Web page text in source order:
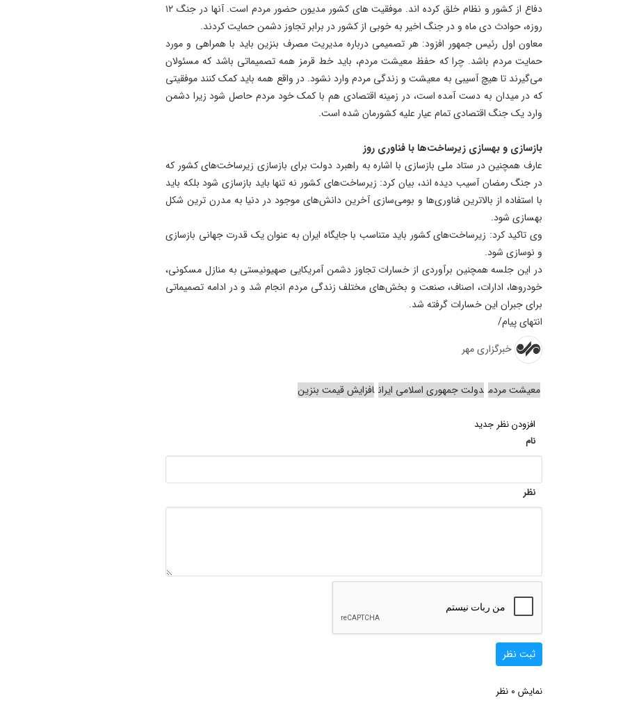
دفاع از کشور و نظام خلق کرده اند. موفقیت های کشور مدیون حضور مردم است. آنها در جنگ ۱۲
روزه، حوادث دی ماه و در جنگ اخیر به خوبی از کشور در برابر تجاوز دشمن حمایت کردند.
معاون اول رئیس جمهور افزود: هر تصمیمی درباره مدیریت مصرف بنزین باید با همراهی و مورد
حمایت مردم باشد. چرا که حفظ معیشت مردم، باید خط قرمز همه تصمیماتی باشد که مسئولان
می‌گیرند تا هیچ آسیبی به معیشت و زندگی مردم وارد نشود. در واقع همه باید کمک کنند موفقیتی
که در میدان به دست آمده است، در زمینه اقتصادی هم با کمک خود مردم حاصل شود زیرا دشمن
وارد یک جنگ اقتصادی تمام عیار علیه کشورمان شده است.
بازسازی و بهسازی زیرساخت‌ها با فناوری روز
عارف همچنین در ستاد ملی بازسازی با اشاره به راهبرد دولت برای بازسازی زیرساخت‌های کشور که
در جنگ رمضان آسیب دیده اند، بیان کرد: زیرساخت‌های کشور نه تنها باید بازسازی شود بلکه باید
با استفاده از بالاترین فناوری‌ها و بومی‌سازی آخرین دانش‌های موجود در دنیا به مدرن ترین شکل
بهسازی شود.
وی تاکید کرد: زیرساخت‌های کشور باید متناسب با جایگاه ایران به عنوان یک قدرت جهانی بازسازی
و نوسازی شود.
در این جلسه همچنین برآوردی از خسارات تجاوز دشمن آمریکایی صهیونیستی به منازل مسکونی،
خودروها، ادارات، اصناف، صنعت و بخش‌های مختلف زندگی مردم انجام شد و در ادامه تصمیماتی
برای جبران این خسارات گرفته شد.
انتهای پیام/
خبرگزاری مهر
معیشت مردم دولت جمهوری اسلامی ایران افزایش قیمت بنزین
افزودن نظر جدید
نام
نظر
ثبت نظر
نمایش 0 نظر